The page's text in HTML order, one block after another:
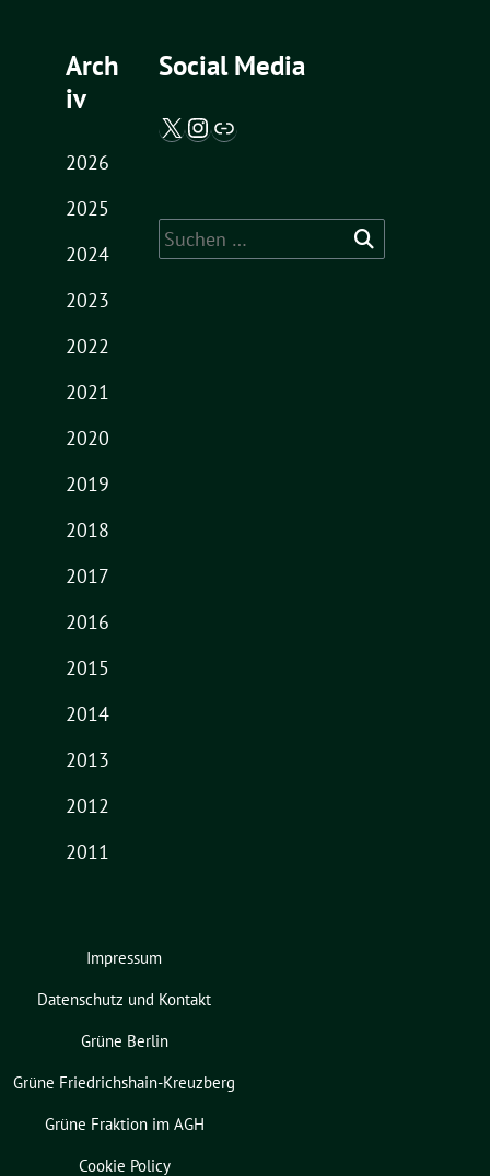
Arch
iv
2026
2025
2024
2023
2022
2021
2020
2019
2018
2017
2016
2015
2014
2013
2012
2011
Social Media
X / Twitter
Instagram
Abgeordnetenwatch
Suche
nach:
Impressum
Datenschutz und Kontakt
Grüne Berlin
Grüne Friedrichshain-Kreuzberg
Grüne Fraktion im AGH
Cookie Policy